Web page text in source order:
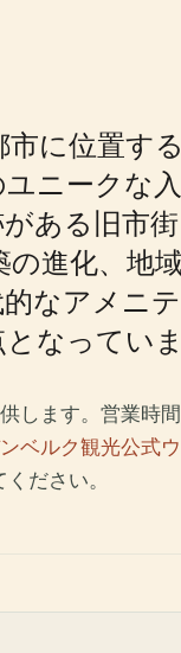
に位置
ニークな
ある旧市
進化、地
なアメニ
なっていま
します。営業
ベルク観光公式
ださい。